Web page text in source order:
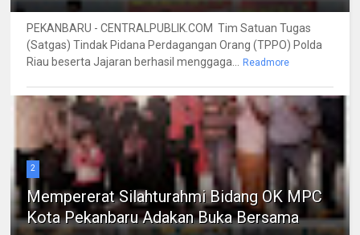
PEKANBARU - CENTRALPUBLIK.COM Tim Satuan Tugas
(Satgas) Tindak Pidana Perdagangan Orang (TPPO) Polda
Riau beserta Jajaran berhasil menggaga...
Readmore
2
Mempererat Silahturahmi Bidang OK MPC
Kota Pekanbaru Adakan Buka Bersama